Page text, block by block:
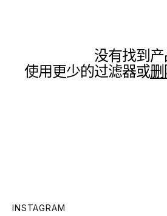
没有找到
使用更少的过滤器或
INSTAGRAM